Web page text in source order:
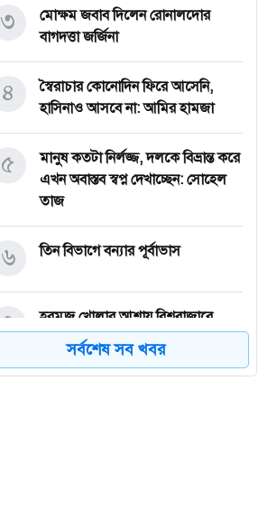
মোক্ষম জবাব দিলেন রোনালদোর
বাগদত্তা জর্জিনা
৩
স্বৈরাচার কোনোদিন ফিরে আসেনি,
হাসিনাও আসবে না: আমির হামজা
৪
মানুষ কতটা নির্লজ্জ, দলকে বিভ্রান্ত করে
এখন অবাস্তব স্বপ্ন দেখাচ্ছেন: সোহেল
তাজ
৫
তিন বিভাগে বন্যার পূর্বাভাস
৬
হরমুজ খোলার আশায় বিশ্ববাজারে
কমল তেলের দাম
৭
সর্বশেষ সব খবর